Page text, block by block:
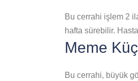
Bu cerrahi işlem 2
hafta sürebilir.
Meme
Bu cerrahi, büyük